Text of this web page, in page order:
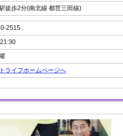
徒歩2分(南北線 都営三田線)
2515
ライフホームページへ